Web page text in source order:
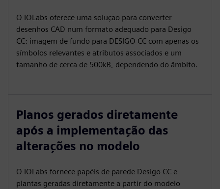
O IOLabs oferece uma solução para converter
desenhos CAD num formato adequado para Desigo
CC: imagem de fundo para DESIGO CC com apenas os
símbolos relevantes e atributos associados e um
tamanho de cerca de 500kB, dependendo do âmbito.
Planos gerados diretamente
após a implementação das
alterações no modelo
O IOLabs fornece papéis de parede Desigo CC e
plantas geradas diretamente a partir do modelo